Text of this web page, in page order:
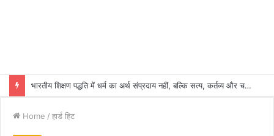
भारतीय शिक्षण पद्धति में धर्म का अर्थ संप्रदाय नहीं, बल्कि सत्य, कर्तव्य और चरित्र निर्माण है: विजय प्रकाश
Home / हार्ड हिट